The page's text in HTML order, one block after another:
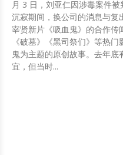
月 3 日，刘亚仁因涉毒案件被
沉寂期间，换公司的消息与复
宰贤新片《吸血鬼》的合作传闻再次成
《破墓》《黑司祭们》等热
鬼为主题的原创故事。去年
宜，但当时...